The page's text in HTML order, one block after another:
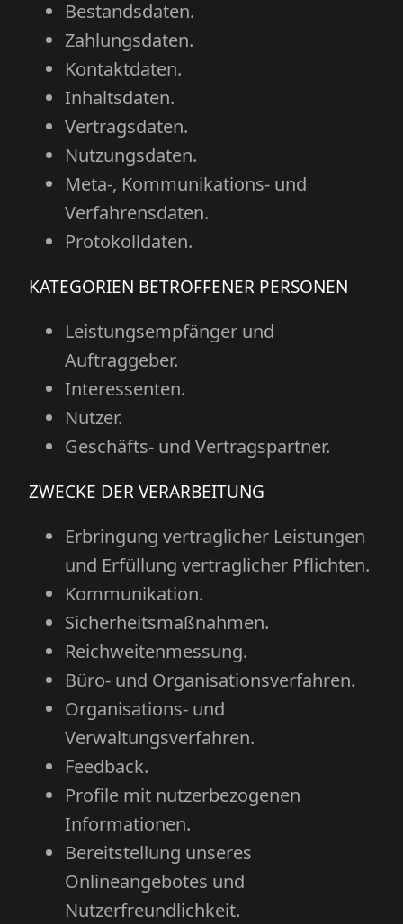
Bestandsdaten.
Zahlungsdaten.
Kontaktdaten.
Inhaltsdaten.
Vertragsdaten.
Nutzungsdaten.
Meta-, Kommunikations- und
Verfahrensdaten.
Protokolldaten.
KATEGORIEN BETROFFENER PERSONEN
Leistungsempfänger und
Auftraggeber.
Interessenten.
Nutzer.
Geschäfts- und Vertragspartner.
ZWECKE DER VERARBEITUNG
Erbringung vertraglicher Leistungen
und Erfüllung vertraglicher Pflichten.
Kommunikation.
Sicherheitsmaßnahmen.
Reichweitenmessung.
Büro- und Organisationsverfahren.
Organisations- und
Verwaltungsverfahren.
Feedback.
Profile mit nutzerbezogenen
Informationen.
Bereitstellung unseres
Onlineangebotes und
Nutzerfreundlichkeit.